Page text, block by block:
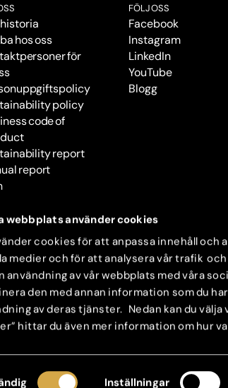
webbplats använder cookies
cookies för att anpassa innehåll
medier och för att analysera vår trafik
användning av vår webbplats med våra
den med annan information som du
av deras tjänster. Nedan kan du
hittar du även mer information om hur
Inställningar
hos oss
för
policy
code of
report
report
FÖLJ OSS
Facebook
Instagram
LinkedIn
YouTube
Blogg